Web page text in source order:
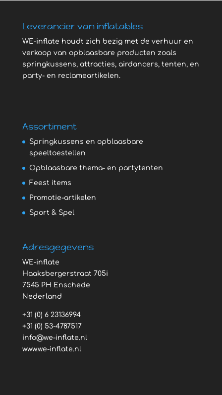
Leverancier van inflatables
WE-inflate houdt zich bezig met de verhuur en
verkoop van opblaasbare producten zoals
springkussens, attracties, airdancers, tenten, en
party- en reclameartikelen.
Assortiment
Springkussens en opblaasbare
speeltoestellen
Opblaasbare thema- en partytenten
Feest items
Promotie-artikelen
Sport & Spel
Adresgegevens
WE-inflate
Haaksbergerstraat 705i
7545 PH Enschede
Nederland
+31 (0) 6 23136994
+31 (0) 53-4787517
info@we-inflate.nl
www.we-inflate.nl